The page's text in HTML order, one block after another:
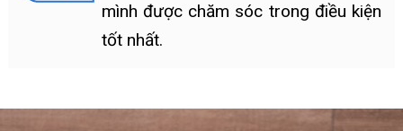
mình được chăm sóc trong điều kiện
tốt nhất.